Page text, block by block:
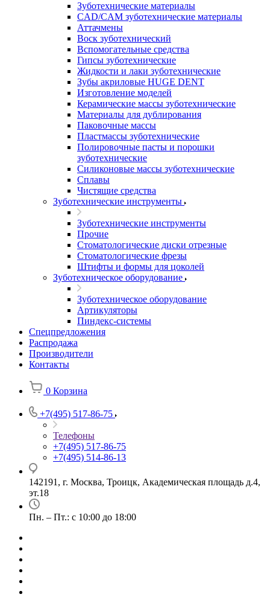
Зуботехнические материалы
CAD/CAM зуботехнические материалы
Аттачмены
Воск зуботехнический
Вспомогательные средства
Гипсы зуботехнические
Жидкости и лаки зуботехнические
Зубы акриловые HUGE DENT
Изготовление моделей
Керамические массы зуботехнические
Материалы для дублирования
Паковочные массы
Пластмассы зуботехнические
Полировочные пасты и порошки
зуботехнические
Силиконовые массы зуботехнические
Сплавы
Чистящие средства
Зуботехнические инструменты
Зуботехнические инструменты
Прочие
Стоматологические диски отрезные
Стоматологические фрезы
Штифты и формы для цоколей
Зуботехническое оборудование
Зуботехническое оборудование
Артикуляторы
Пиндекс-системы
Спецпредложения
Распродажа
Производители
Контакты
0 Корзина
+7(495) 517-86-75
Телефоны
+7(495) 517-86-75
+7(495) 514-86-13
142191, г. Москва, Троицк, Академическая площадь д.4,
эт.18
Пн. – Пт.: с 10:00 до 18:00